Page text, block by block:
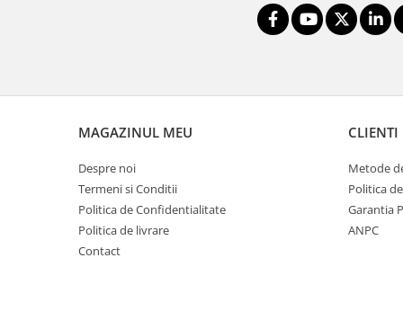
MAGAZINUL MEU
Despre noi
Termeni si Conditii
Politica de Confidentialitate
Politica de livrare
Contact
CLIENTI
Metode
Politica
Garantia
ANPC